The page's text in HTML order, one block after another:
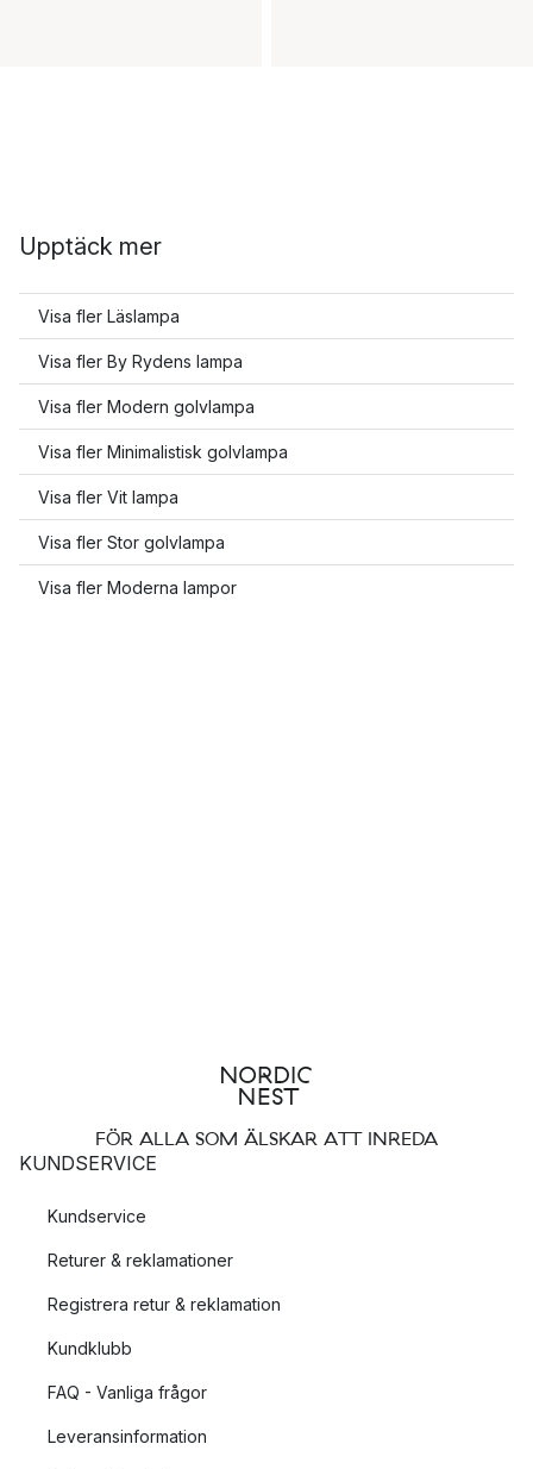
Upptäck mer
Visa fler Läslampa
Visa fler By Rydens lampa
Visa fler Modern golvlampa
Visa fler Minimalistisk golvlampa
Visa fler Vit lampa
Visa fler Stor golvlampa
Visa fler Moderna lampor
FÖR ALLA SOM ÄLSKAR ATT INREDA
KUNDSERVICE
Kundservice
Returer & reklamationer
Registrera retur & reklamation
Kundklubb
FAQ - Vanliga frågor
Leveransinformation